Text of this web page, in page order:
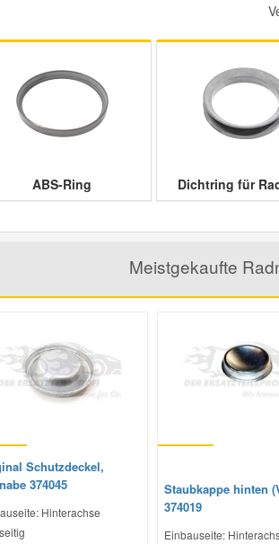
ABS-Ring Dichtring für
Meistgekaufte
Schutzdeckel,
374045
Hinterachse
Staubkappe hinten
374019
Einbauseite: